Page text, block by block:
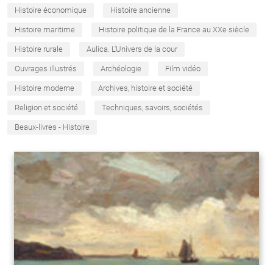
Histoire économique Histoire ancienne
Histoire maritime Histoire politique de la France au XXe siècle
Histoire rurale Aulica. L'Univers de la cour
Ouvrages illustrés Archéologie Film vidéo
Histoire moderne Archives, histoire et société
Religion et société Techniques, savoirs, sociétés
Beaux-livres - Histoire